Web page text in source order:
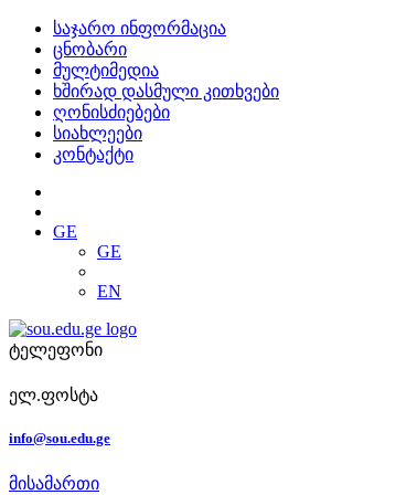
საჯარო ინფორმაცია
ცნობარი
მულტიმედია
ხშირად დასმული კითხვები
ღონისძიებები
სიახლეები
კონტაქტი
GE
GE
EN
ტელეფონი
ელ.ფოსტა
info@sou.edu.ge
მისამართი